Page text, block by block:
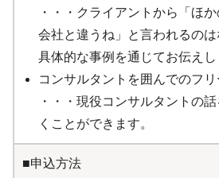
・・・クライアントから「ほ
会社と違うね」と言われるのは
具体的な事例を通じてお伝えし
コンサルタントを囲んでのフ
・・・現役コンサルタントの
くことができます。
■申込方法